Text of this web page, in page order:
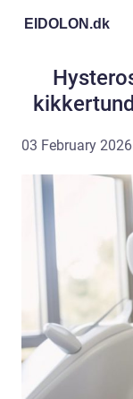
EIDOLON.dk
03 February 2026